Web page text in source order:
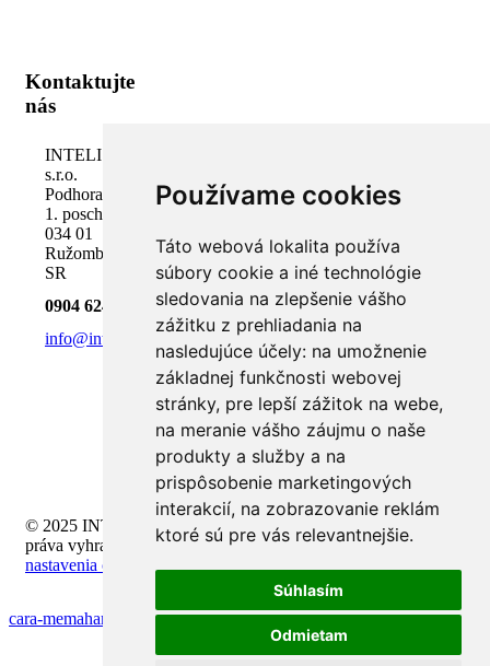
Používame cookies
Táto webová lokalita používa
súbory cookie a iné technológie
sledovania na zlepšenie vášho
zážitku z prehliadania na
nasledujúce účely: na umožnenie
základnej funkčnosti webovej
stránky, pre lepší zážitok na webe,
na meranie vášho záujmu o naše
produkty a služby a na
prispôsobenie marketingových
interakcií, na zobrazovanie reklám
ktoré sú pre vás relevantnejšie.
Súhlasím
Odmietam
Kontaktujte
nás
INTELI.SK,
s.r.o.
Podhora 18,
1. poschodie
034 01
Ružomberok,
SR
0904 624 918
info@inteli.sk
© 2025 INTELI.SK, s.r.o., všetky
práva vyhradené -
upraviť
nastavenia cookies
cara-memahami-house-edge-di-casino